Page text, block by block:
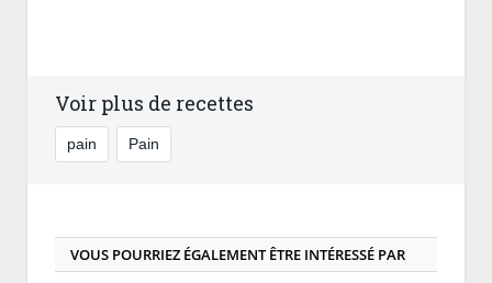
Voir plus de recettes
pain Pain
VOUS POURRIEZ ÉGALEMENT ÊTRE INTÉRESSÉ PAR